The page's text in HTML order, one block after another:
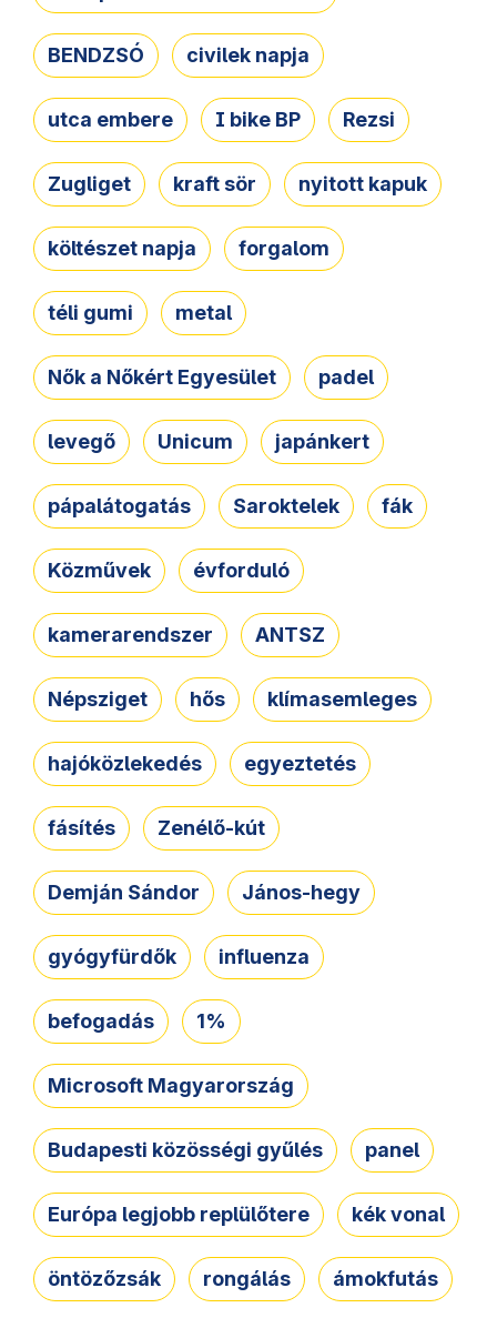
BENDZSÓ civilek napja
utca embere I bike BP Rezsi
Zugliget kraft sör nyitott kapuk
költészet napja forgalom
téli gumi metal
Nők a Nőkért Egyesület padel
levegő Unicum japánkert
pápalátogatás Saroktelek fák
Közművek évforduló
kamerarendszer ANTSZ
Népsziget hős klímasemleges
hajóközlekedés egyeztetés
fásítés Zenélő-kút
Demján Sándor János-hegy
gyógyfürdők influenza
befogadás 1%
Microsoft Magyarország
Budapesti közösségi gyűlés panel
Európa legjobb replülőtere kék vonal
öntözőzsák rongálás ámokfutás